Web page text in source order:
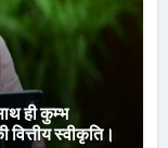
ही कुम्भ
स्वीकृति।